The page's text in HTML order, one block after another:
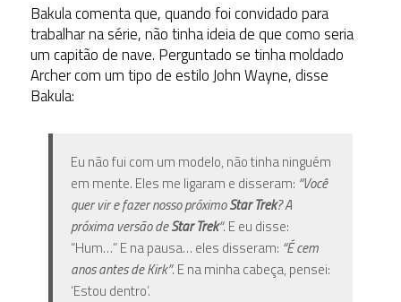
Bakula comenta que, quando foi convidado para
trabalhar na série, não tinha ideia de que como seria
um capitão de nave. Perguntado se tinha moldado
Archer com um tipo de estilo John Wayne, disse
Bakula:
Eu não fui com um modelo, não tinha ninguém
em mente. Eles me ligaram e disseram: “Você
quer vir e fazer nosso próximoStar Trek? A
próxima versão deStar Trek“. E eu disse:
“Hum…” E na pausa… eles disseram: “É cem
anos antes de Kirk”. E na minha cabeça, pensei:
‘Estou dentro’.